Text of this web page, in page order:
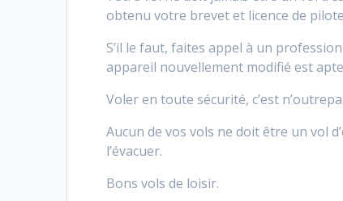
obtenu votre brevet et licence de
S’il le faut, faites appel à un
appareil nouvellement modifié est
Voler en toute sécurité, c’est
Aucun de vos vols ne doit être un vol
l’évacuer.
Bons vols de loisir.